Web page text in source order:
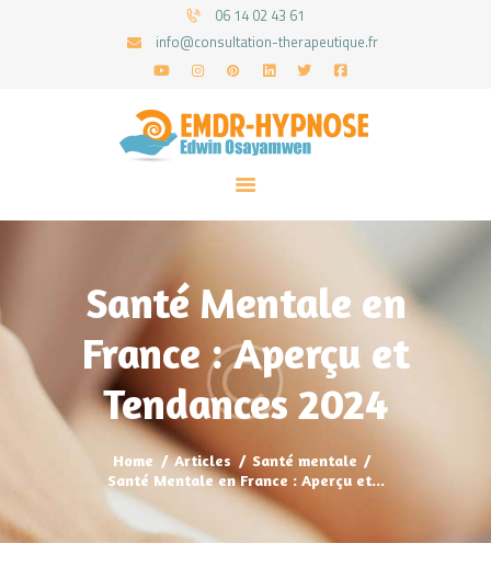
06 14 02 43 61
info@consultation-therapeutique.fr
Santé Mentale en
France : Aperçu et
Tendances 2024
Home Articles
Santé mentale
Santé Mentale en France : Aperçu et...
ACCUEIL
MON APPROCHE
ARTICLES
CONSULTATIONS
PRENEZ UN RDV